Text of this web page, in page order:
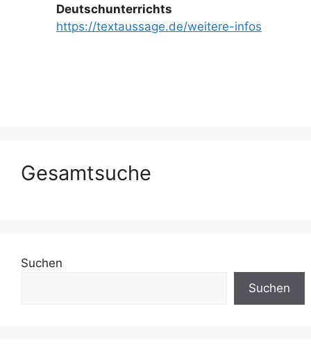
Deutschunterrichts
https://textaussage.de/weitere-infos
Gesamtsuche
Suchen
Suchen